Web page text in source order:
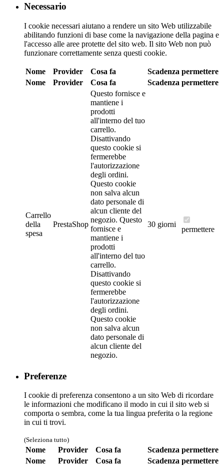
Necessario
I cookie necessari aiutano a rendere un sito Web utilizzabile
abilitando funzioni di base come la navigazione della pagina e
l'accesso alle aree protette del sito web. Il sito Web non può
funzionare correttamente senza questi cookie.
Nome Provider Cosa fa Scadenza permettere
Nome
Provider Cosa fa Scadenza permettere
Carrello
della
spesa
PrestaShop
Questo fornisce e
mantiene i
prodotti
all'interno del tuo
carrello.
Disattivando
questo cookie si
fermerebbe
l'autorizzazione
degli ordini.
Questo cookie
non salva alcun
dato personale di
alcun cliente del
negozio. Questo
fornisce e
mantiene i
prodotti
all'interno del tuo
carrello.
Disattivando
questo cookie si
fermerebbe
l'autorizzazione
degli ordini.
Questo cookie
non salva alcun
dato personale di
alcun cliente del
negozio.
30 giorni
permettere
Preferenze
I cookie di preferenza consentono a un sito Web di ricordare
le informazioni che modificano il modo in cui il sito web si
comporta o sembra, come la tua lingua preferita o la regione
in cui ti trovi.
(Seleziona tutto)
Nome Provider Cosa fa Scadenza permettere
Nome
Provider Cosa fa Scadenza permettere